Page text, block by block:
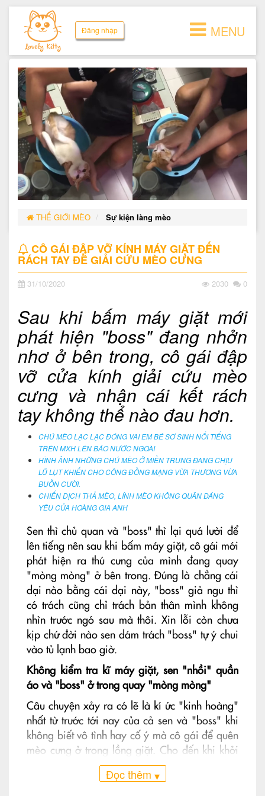
Đăng nhập
THẾ GIỚI MÈO Sự kiện làng mèo
CÔ GÁI ĐẬP VỠ KÍNH MÁY GIẶT ĐẾN
RÁCH TAY ĐỂ GIẢI CỨU MÈO CƯNG
31/10/2020 2030 0
Sau khi bấm máy giặt mới
phát hiện "boss" đang nhởn
nhơ ở bên trong, cô gái đập
vỡ cửa kính giải cứu mèo
cưng và nhận cái kết rách
tay không thể nào đau hơn.
CHÚ MÈO LẠC LẠC ĐÓNG VAI EM BÉ SƠ SINH NỔI TIẾNG
TRÊN MXH LÊN BÁO NƯỚC NGOÀI
HÌNH ẢNH NHỮNG CHÚ MÈO Ở MIỀN TRUNG ĐANG CHỊU
LŨ LỤT KHIẾN CHO CÔNG ĐỒNG MẠNG VỪA THƯƠNG VỪA
BUỒN CƯỜI.
CHIẾN DỊCH THẢ MÈO, LÍNH MÈO KHÔNG QUÂN ĐÁNG
YÊU CỦA HOÀNG GIA ANH
Sen thì chủ quan và "boss" thì lại quá lười để
lên tiếng nên sau khi bấm máy giặt, cô gái mới
phát hiện ra thú cưng của mình đang quay
"mòng mòng" ở bên trong. Đúng là chẳng cái
dại nào bằng cái dại này, "boss" giả ngu thì
có trách cũng chỉ trách bản thân mình không
nhìn trước ngó sau mà thôi. Xin lỗi còn chưa
kịp chứ đời nào sen dám trách "boss" tự ý chui
vào tủ lạnh bao giờ.
Không kiểm tra kĩ máy giặt, sen "nhồi" quần
áo và "boss" ở trong quay "mòng mòng"
Câu chuyện xảy ra có lẽ là kí ức "kinh hoàng"
nhất từ trước tới nay của cả sen và "boss" khi
không biết vô tình hay cố ý mà cô gái để quên
mèo cưng ở trong lồng giặt. Cho đến khi khởi
động máy giặt và nước bắt đầu đổ xuống thì
cũng là lúc cô nàng thấy "bóng dáng ai đó nhẹ
Đọc thêm ▾
MENU